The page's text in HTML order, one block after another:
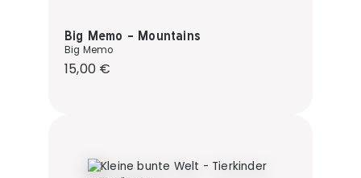
Big Memo - Mountains
Big Memo
Regulärer Preis:
15,00 €